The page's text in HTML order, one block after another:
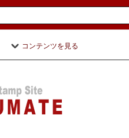
コンテンツを見る